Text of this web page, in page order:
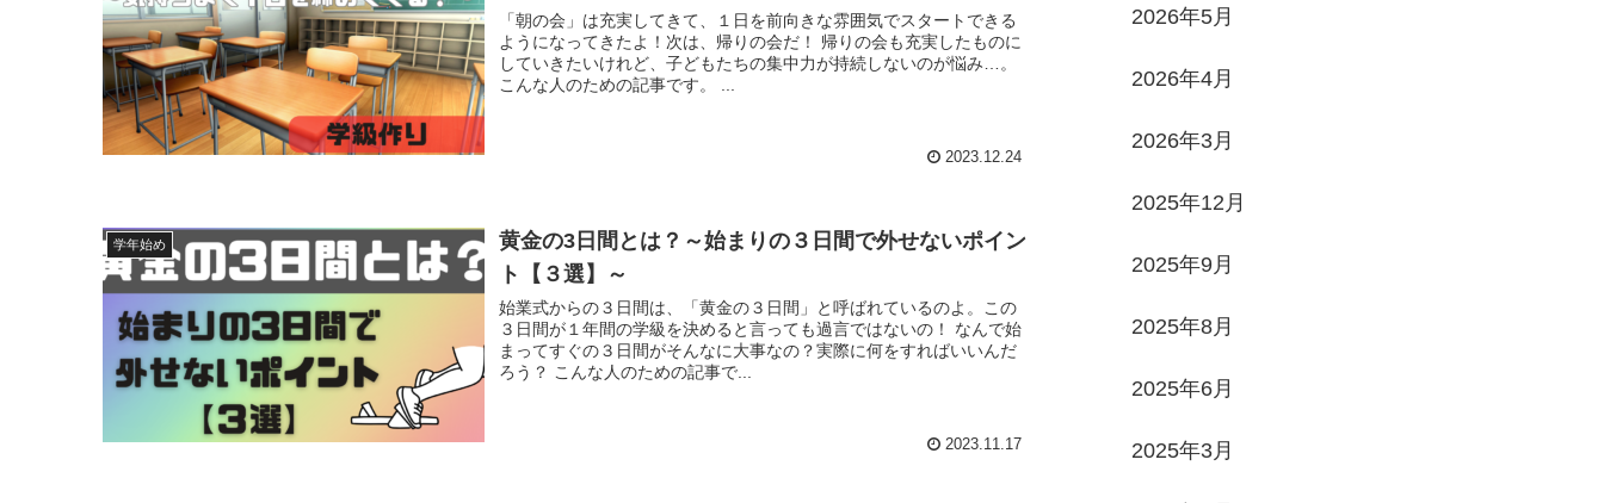
「朝の会」は充実してきて、１日を前向きな雰囲気でスタートできる
ようになってきたよ！次は、帰りの会だ！ 帰りの会も充実したものに
していきたいけれど、子どもたちの集中力が持続しないのが悩み…。
こんな人のための記事です。 ...
2023.12.24
学年始め
黄金の3日間とは？～始まりの３日間で外せないポイン
ト【３選】～
始業式からの３日間は、「黄金の３日間」と呼ばれているのよ。この
３日間が１年間の学級を決めると言っても過言ではないの！ なんで始
まってすぐの３日間がそんなに大事なの？実際に何をすればいいんだ
ろう？ こんな人のための記事で...
2023.11.17
2026年5月
2026年4月
2026年3月
2025年12月
2025年9月
2025年8月
2025年6月
2025年3月